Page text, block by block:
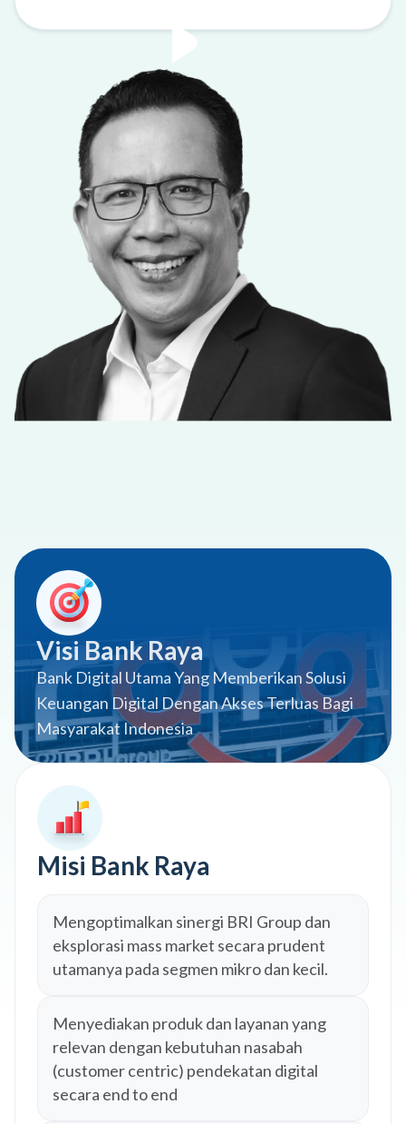
Visi Bank Raya
Bank Digital Utama Yang Memberikan Solusi
Keuangan Digital Dengan Akses Terluas Bagi
Masyarakat Indonesia
Misi Bank Raya
Mengoptimalkan sinergi BRI Group dan
eksplorasi mass market secara prudent
utamanya pada segmen mikro dan kecil.
Menyediakan produk dan layanan yang
relevan dengan kebutuhan nasabah
(customer centric) pendekatan digital
secara end to end